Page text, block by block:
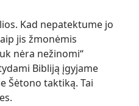
Kad nepatektume jo
jis žmonėmis
nėra nežinomi“
Bibliją įgyjame
Šėtono taktiką. Tai